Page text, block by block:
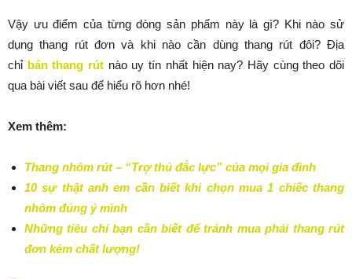
Vậy ưu điểm của từng dòng sản phẩm này là gì? Khi nào sử
dụng thang rút đơn và khi nào cần dùng thang rút đôi? Địa
chỉ bán thang rút nào uy tín nhất hiện nay? Hãy cùng theo dõi
qua bài viết sau để hiểu rõ hơn nhé!
Xem thêm:
Thang nhôm rút – “Trợ thủ đắc lực” của mọi gia đình
10 sự thật anh em cần biết khi chọn mua 1 chiếc thang
nhôm đúng ý mình
Những tiêu chí bạn cần biết để tránh mua phải thang rút
đơn kém chất lượng!